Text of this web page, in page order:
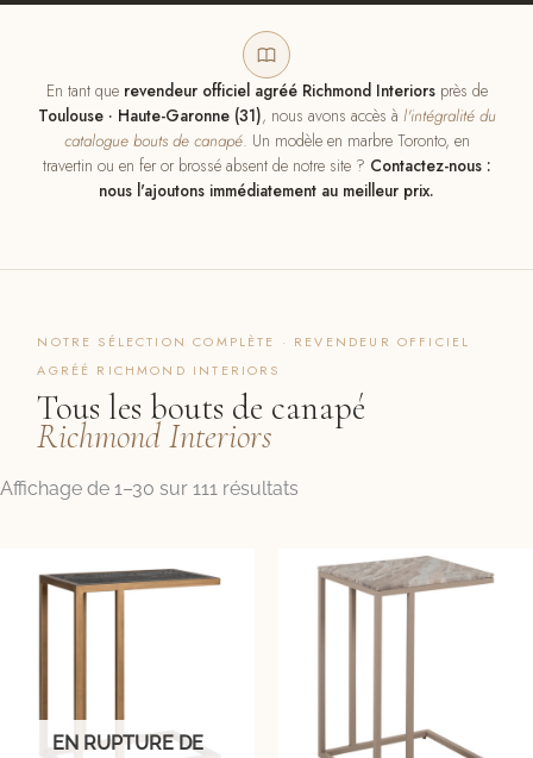
En tant que revendeur officiel agréé Richmond Interiorsprès de
Toulouse · Haute-Garonne (31), nous avons accès à l'intégralité du
catalogue bouts de canapé. Un modèle en marbre Toronto, en
travertin ou en fer or brossé absent de notre site ? Contactez-nous :
nous l'ajoutons immédiatement au meilleur prix.
NOTRE SÉLECTION COMPLÈTE · REVENDEUR OFFICIEL
AGRÉÉ RICHMOND INTERIORS
Tous les bouts de canapé
Richmond Interiors
Affichage de 1–30 sur 111 résultats
croissant
EN RUPTURE DE